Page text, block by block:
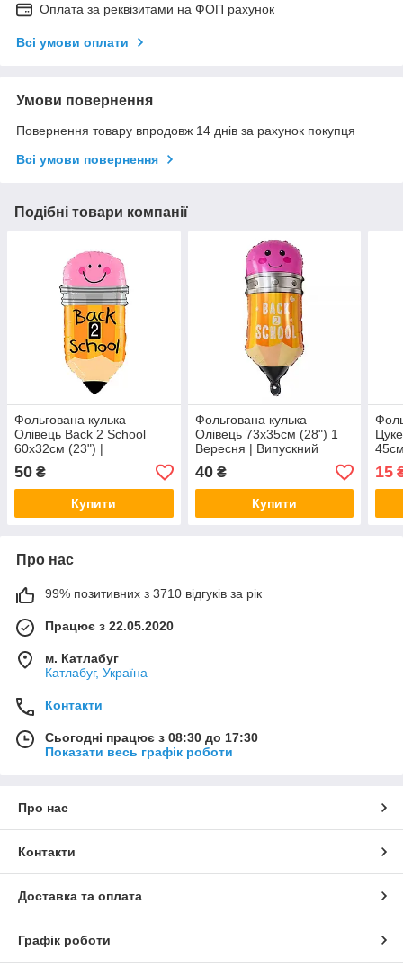
Оплата за реквізитами на ФОП рахунок
Всі умови оплати
Умови повернення
Повернення товару впродовж 14 днів за рахунок покупця
Всі умови повернення
Подібні товари компанії
Фольгована кулька
Олівець Back 2 School
60х32см (23") |
Різнокольоровий
50 ₴
Купити
Фольгована кулька
Олівець 73х35см (28") 1
Вересня | Випускний
40₴
Купити
15
Про нас
99% позитивних з 3710 відгуків за рік
Працює з 22.05.2020
м. Катлабуг
Катлабуг, Україна
Контакти
Сьогодні працює з 08:30 до 17:30
Показати весь графік роботи
Про нас
Контакти
Доставка та оплата
Графік роботи